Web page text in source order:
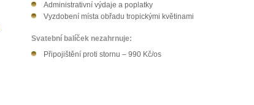
Administrativní výdaje a poplatky
Vyzdobení místa obřadu tropickými květinami
Svatební balíček nezahrnuje:
Připojištění proti stornu – 990 Kč/os